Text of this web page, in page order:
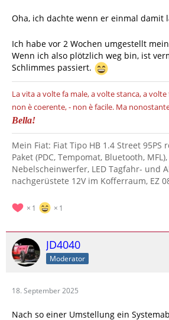
Oha, ich dachte wenn er einmal damit
Ich habe vor 2 Wochen umgestellt
Wenn ich also plötzlich weg bin, ist
Schlimmes passiert.
La vita a volte fa male, a volte stanca, a volte
non è coerente, - non è facile. Ma
Bella!
Mein Fiat: Fiat Tipo HB 1.4 Street 95PS
Paket (PDC, Tempomat, Bluetooth,
Nebelscheinwerfer, LED Tagfahr- und
nachgerüstete 12V im Kofferraum, EZ
1 1
JD4040
Moderator
18. September 2025
Nach so einer Umstellung ein